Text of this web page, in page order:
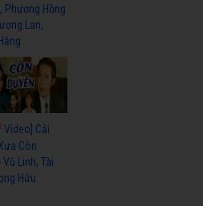
Phương Hồng
Lan,
Video] Cải
Còn
Vũ Linh, Tài
Hữu